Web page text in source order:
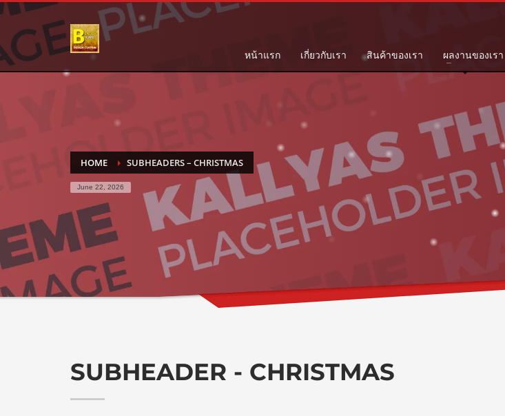
HOW TO SHOP
1 Review your order.
หน้าแรก เกี่ยวกับเรา สินค้าของเรา ผลงานของเรา
HOME SUBHEADERS – CHRISTMAS
June 22, 2026
SUBHEADER - CHRISTMAS